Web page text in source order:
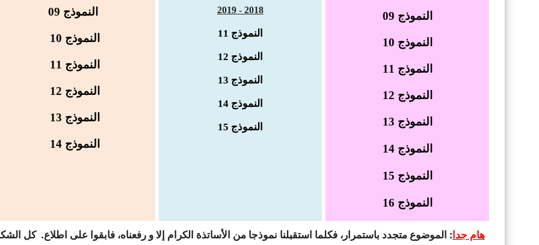
النموذج 09
النموذج 10
النموذج 11
النموذج 12
النموذج 13
النموذج 14
النموذج 15
النموذج 16
2018 - 2019
النموذج 11
النموذج 12
النموذج 13
النموذج 14
النموذج 15
النموذج 09
النموذج 10
النموذج 11
النموذج 12
النموذج 13
النموذج 14
هام جدا: الموضوع متجدد باستمرار، فكلما استقبلنا نموذجا من الأساتذة الكرام إلا و رفعناه، فابقوا على اطلاع. كل